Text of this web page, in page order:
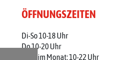
ÖFFNUNGSZEITEN
Di-So 10-18 Uhr
Do 10-20 Uhr
1. Do im Monat: 10-22 Uhr